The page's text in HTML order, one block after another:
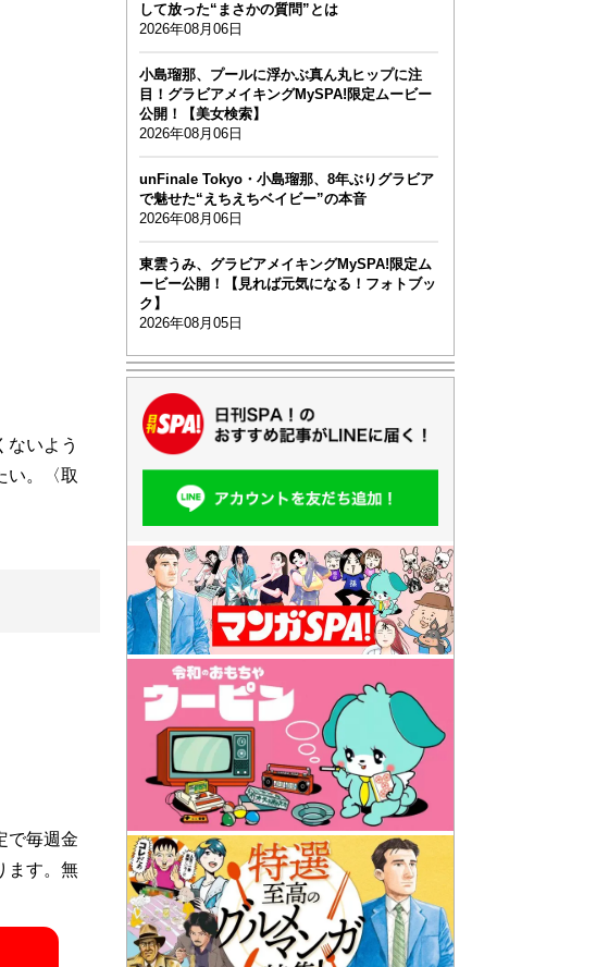
いよう
い。〈取
で毎週金
ます。無
して放った“まさかの質問”とは
2026年08月06日
小島瑠那、プールに浮かぶ真ん丸ヒップに注
目！グラビアメイキングMySPA!限定ムービー
公開！【美女検索】
2026年08月06日
unFinale Tokyo・小島瑠那、8年ぶりグラビア
で魅せた“えちえちベイビー”の本音
2026年08月06日
東雲うみ、グラビアメイキングMySPA!限定ム
ービー公開！【見れば元気になる！フォトブッ
ク】
2026年08月05日